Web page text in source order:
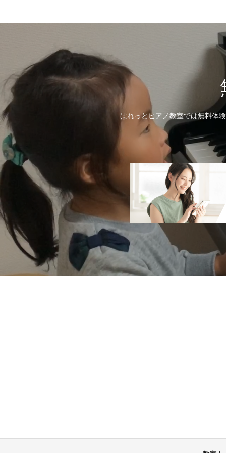
ぱれっとピアノ教室では無料体